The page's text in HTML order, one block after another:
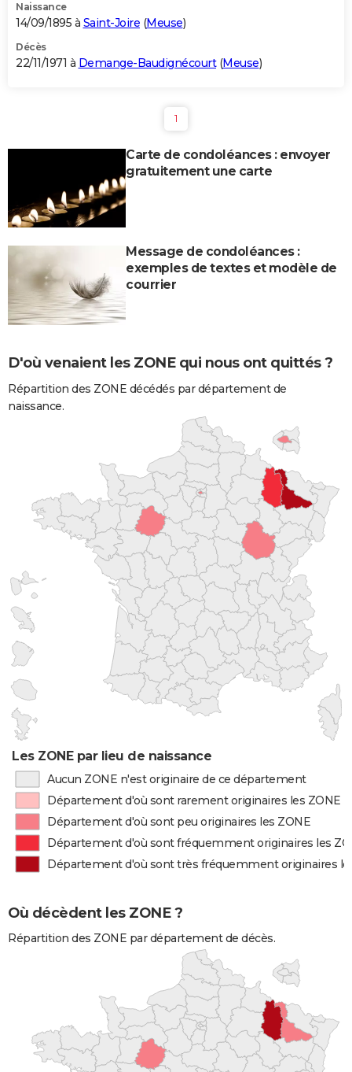
Naissance
14/09/1895 à Saint-Joire (Meuse)
Décès
22/11/1971 à Demange-Baudignécourt(Meuse)
1
Carte de condoléances : envoyer
gratuitement une carte
Message de condoléances :
exemples de textes et modèle de
courrier
D'où venaient les ZONE qui nous ont quittés ?
Répartition des ZONE décédés par département de
naissance.
Les ZONE par lieu de naissance
Aucun ZONE n'est originaire de ce département
Département d'où sont rarement originaires les ZONE
Département d'où sont peu originaires les ZONE
Département d'où sont fréquemment originaires les
Département d'où sont très fréquemment originaires
Où décèdent les ZONE ?
Répartition des ZONE par département de décès.